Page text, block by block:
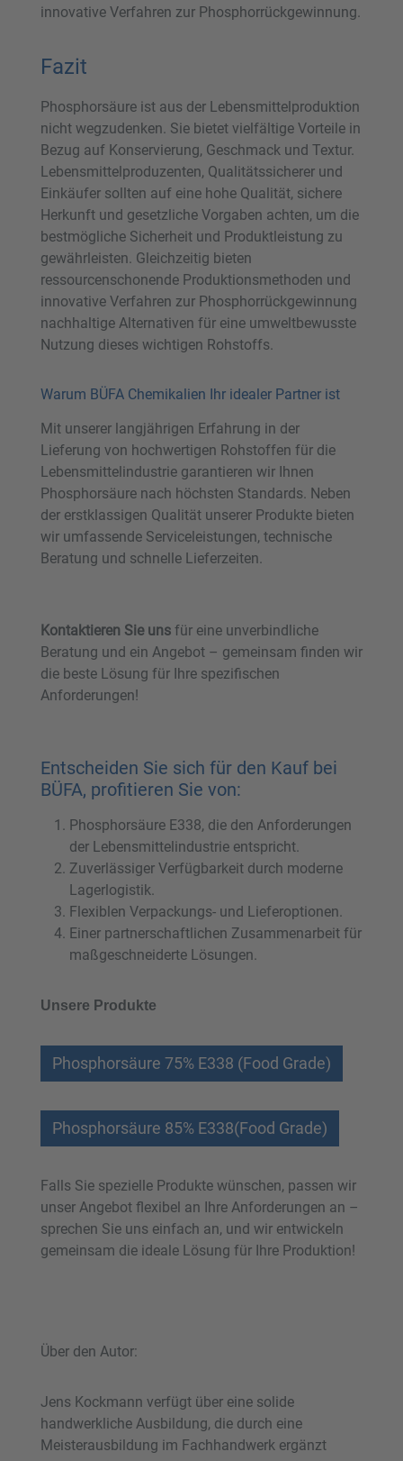
innovative Verfahren zur Phosphorrückgewinnung.
Fazit
Phosphorsäure ist aus der Lebensmittelproduktion
nicht wegzudenken. Sie bietet vielfältige Vorteile in
Bezug auf Konservierung, Geschmack und Textur.
Lebensmittelproduzenten, Qualitätssicherer und
Einkäufer sollten auf eine hohe Qualität, sichere
Herkunft und gesetzliche Vorgaben achten, um die
bestmögliche Sicherheit und Produktleistung zu
gewährleisten. Gleichzeitig bieten
ressourcenschonende Produktionsmethoden und
innovative Verfahren zur Phosphorrückgewinnung
nachhaltige Alternativen für eine umweltbewusste
Nutzung dieses wichtigen Rohstoffs.
Warum BÜFA Chemikalien Ihr idealer Partner ist
Mit unserer langjährigen Erfahrung in der
Lieferung von hochwertigen Rohstoffen für die
Lebensmittelindustrie garantieren wir Ihnen
Phosphorsäure nach höchsten Standards. Neben
der erstklassigen Qualität unserer Produkte bieten
wir umfassende Serviceleistungen, technische
Beratung und schnelle Lieferzeiten.
Kontaktieren Sie uns für eine unverbindliche
Beratung und ein Angebot – gemeinsam finden wir
die beste Lösung für Ihre spezifischen
Anforderungen!
Entscheiden Sie sich für den Kauf bei
BÜFA, profitieren Sie von:
Phosphorsäure E338, die den Anforderungen
der Lebensmittelindustrie entspricht.
Zuverlässiger Verfügbarkeit durch moderne
Lagerlogistik.
Flexiblen Verpackungs- und Lieferoptionen.
Einer partnerschaftlichen Zusammenarbeit für
maßgeschneiderte Lösungen.
Unsere Produkte
Phosphorsäure 75% E338 (Food Grade)
Phosphorsäure 85% E338(Food Grade)
Falls Sie spezielle Produkte wünschen, passen wir
unser Angebot flexibel an Ihre Anforderungen an –
sprechen Sie uns einfach an, und wir entwickeln
gemeinsam die ideale Lösung für Ihre Produktion!
Über den Autor:
Jens Kockmann verfügt über eine solide
handwerkliche Ausbildung, die durch eine
Meisterausbildung im Fachhandwerk ergänzt